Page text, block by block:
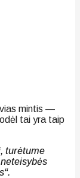
mintis —
tai yra taip
turėtume